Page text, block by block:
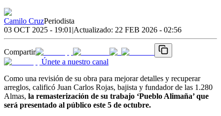
Camilo CruzPeriodista
03 OCT 2025 - 19:01 |Actualizado: 22 FEB 2026 - 02:56
Compartir
Únete a nuestro canal
Como una revisión de su obra para mejorar detalles y recuperar
arreglos, calificó Juan Carlos Rojas, bajista y fundador de las 1.280
Almas, la remasterización de su trabajo ‘Pueblo Alimaña’ que
será presentado al público este 5 de octubre.